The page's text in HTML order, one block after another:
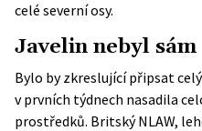
celé severní osy.
Javelin nebyl sám
Bylo by zkreslující připsat
v prvních týdnech nasadila
prostředků. Britský NLAW,